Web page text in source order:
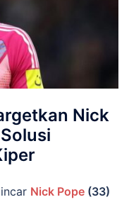
Nick
Nick Pope (33)